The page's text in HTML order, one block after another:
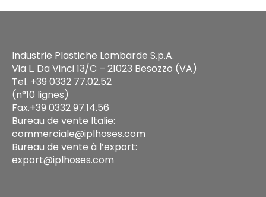
Industrie Plastiche Lombarde S.p.A.
Via L. Da Vinci 13/C – 21023 Besozzo (VA)
Tel. +39 0332 77.02.52
(n°10 lignes)
Fax.+39 0332 97.14.56
Bureau de vente Italie:
commerciale@iplhoses.com
Bureau de vente à l’export:
export@iplhoses.com